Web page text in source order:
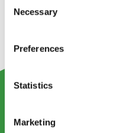
Selection
Necessary
Preferences
Statistics
Marketing